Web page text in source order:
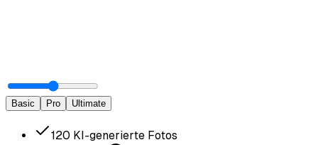
Basic Pro Ultimate
120 KI-generierte Fotos